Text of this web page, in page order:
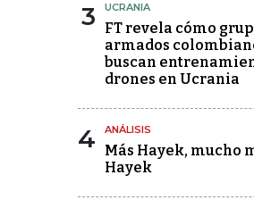
3 UCRANIA
FT revela cómo
armados
buscan
drones en Ucrania
4 ANÁLISIS
Más Hayek, mucho
Hayek